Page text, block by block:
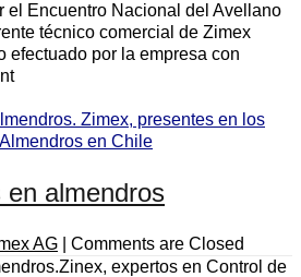
el Encuentro Nacional del Avellano
técnico comercial de Zimex
efectuado por la empresa con
en almendros
AG
Comments are Closed
expertos en Control de